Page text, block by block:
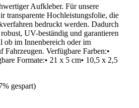
Aufkleber. Für unsere
transparente Hochleistungsfolie, die
bedruckt werden. Dadurch
UV-beständig und garantieren
ob im Innenbereich oder im
Fahrzeugen. Verfügbare Farben:•
Formate:• 21 x 5 cm• 10,5 x 2,5
gespart)